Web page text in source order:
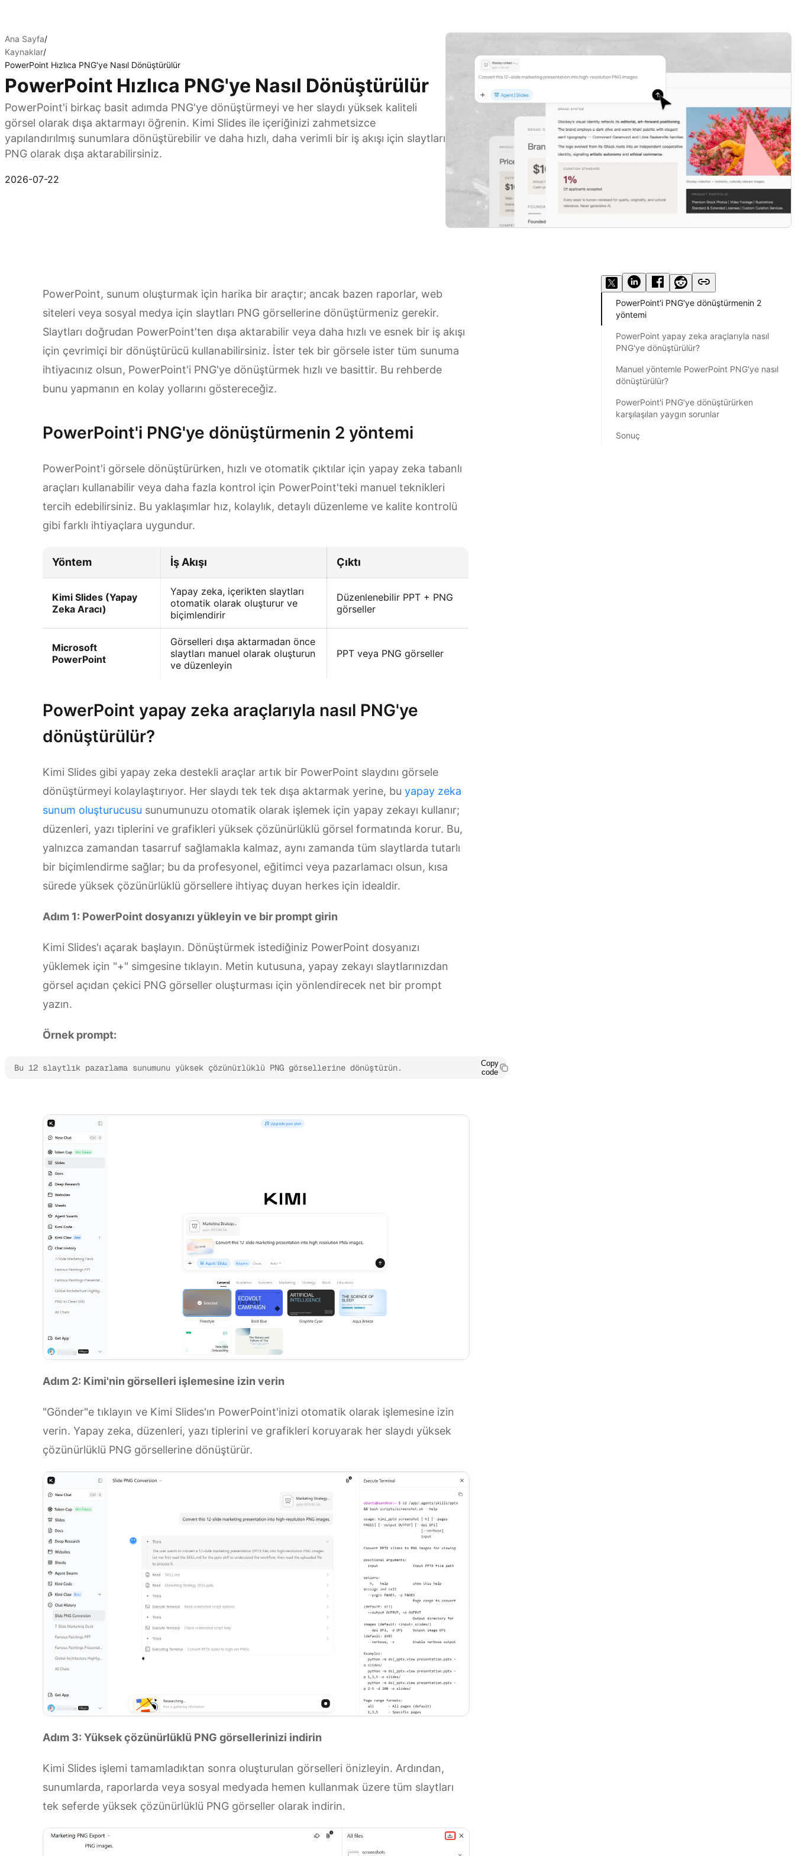
Ana Sayfa/
Kaynaklar/
PowerPoint Hızlıca PNG'ye Nasıl Dönüştürülür
PowerPoint Hızlıca PNG'ye Nasıl Dönüştürülür
PowerPoint'i birkaç basit adımda PNG'ye dönüştürmeyi ve her slaydı yüksek kaliteli
görsel olarak dışa aktarmayı öğrenin. Kimi Slides ile içeriğinizi zahmetsizce
yapılandırılmış sunumlara dönüştürebilir ve daha hızlı, daha verimli bir iş akışı için slaytları
PNG olarak dışa aktarabilirsiniz.
2026-07-22
PowerPoint, sunum oluşturmak için harika bir araçtır; ancak bazen raporlar, web
siteleri veya sosyal medya için slaytları PNG görsellerine dönüştürmeniz gerekir.
Slaytları doğrudan PowerPoint'ten dışa aktarabilir veya daha hızlı ve esnek bir iş akışı
için çevrimiçi bir dönüştürücü kullanabilirsiniz. İster tek bir görsele ister tüm sunuma
ihtiyacınız olsun, PowerPoint'i PNG'ye dönüştürmek hızlı ve basittir. Bu rehberde
bunu yapmanın en kolay yollarını göstereceğiz.
PowerPoint'i PNG'ye dönüştürmenin 2 yöntemi
PowerPoint'i görsele dönüştürürken, hızlı ve otomatik çıktılar için yapay zeka tabanlı
araçları kullanabilir veya daha fazla kontrol için PowerPoint'teki manuel teknikleri
tercih edebilirsiniz. Bu yaklaşımlar hız, kolaylık, detaylı düzenleme ve kalite kontrolü
gibi farklı ihtiyaçlara uygundur.
Yöntem İş Akışı Çıktı
Kimi Slides (Yapay
Zeka Aracı)
Yapay zeka, içerikten slaytları
otomatik olarak oluşturur ve
biçimlendirir
Düzenlenebilir PPT + PNG
görseller
Microsoft
PowerPoint
Görselleri dışa aktarmadan önce
slaytları manuel olarak oluşturun
ve düzenleyin
PPT veya PNG görseller
PowerPoint yapay zeka araçlarıyla nasıl PNG'ye
dönüştürülür?
Kimi Slides gibi yapay zeka destekli araçlar artık bir PowerPoint slaydını görsele
dönüştürmeyi kolaylaştırıyor. Her slaydı tek tek dışa aktarmak yerine, bu yapay zeka
sunum oluşturucusu sunumunuzu otomatik olarak işlemek için yapay zekayı kullanır;
düzenleri, yazı tiplerini ve grafikleri yüksek çözünürlüklü görsel formatında korur. Bu,
yalnızca zamandan tasarruf sağlamakla kalmaz, aynı zamanda tüm slaytlarda tutarlı
bir biçimlendirme sağlar; bu da profesyonel, eğitimci veya pazarlamacı olsun, kısa
sürede yüksek çözünürlüklü görsellere ihtiyaç duyan herkes için idealdir.
Adım 1: PowerPoint dosyanızı yükleyin ve bir prompt girin
Kimi Slides'ı açarak başlayın. Dönüştürmek istediğiniz PowerPoint dosyanızı
yüklemek için "+" simgesine tıklayın. Metin kutusuna, yapay zekayı slaytlarınızdan
görsel açıdan çekici PNG görseller oluşturması için yönlendirecek net bir prompt
yazın.
Örnek prompt:
Bu 12 slaytlık pazarlama sunumunu yüksek çözünürlüklü PNG görsellerine dönüştürün.
Copy
code
Adım 2: Kimi'nin görselleri işlemesine izin verin
"Gönder"e tıklayın ve Kimi Slides'ın PowerPoint'inizi otomatik olarak işlemesine izin
verin. Yapay zeka, düzenleri, yazı tiplerini ve grafikleri koruyarak her slaydı yüksek
çözünürlüklü PNG görsellerine dönüştürür.
Adım 3: Yüksek çözünürlüklü PNG görsellerinizi indirin
Kimi Slides işlemi tamamladıktan sonra oluşturulan görselleri önizleyin. Ardından,
sunumlarda, raporlarda veya sosyal medyada hemen kullanmak üzere tüm slaytları
tek seferde yüksek çözünürlüklü PNG görseller olarak indirin.
PowerPoint'i PNG'ye dönüştürmenin 2
yöntemi
PowerPoint yapay zeka araçlarıyla nasıl
PNG'ye dönüştürülür?
Manuel yöntemle PowerPoint PNG'ye nasıl
dönüştürülür?
PowerPoint'i PNG'ye dönüştürürken
karşılaşılan yaygın sorunlar
Sonuç